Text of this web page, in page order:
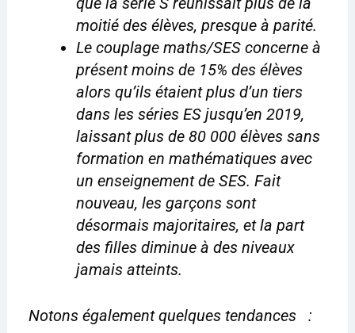
moitié des élèves, presque à parité.
Le couplage maths/SES concerne à
présent moins de 15% des élèves
alors qu’ils étaient plus d’un tiers
dans les séries ES jusqu’en 2019,
laissant plus de 80 000 élèves sans
formation en mathématiques avec
un enseignement de SES. Fait
nouveau, les garçons sont
désormais majoritaires, et la part
des filles diminue à des niveaux
jamais atteints.
Notons également quelques tendances :